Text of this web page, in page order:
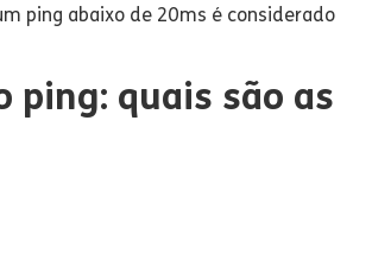
ping abaixo de 20ms é considerado
quais são as